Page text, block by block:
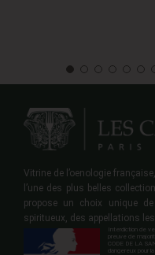
Vitrine de l’oenologie
l’une des plus belles
propose un choix unique
spiritueux, des appellations
Interdiction de
preuve de
CODE DE LA
dangereux pour